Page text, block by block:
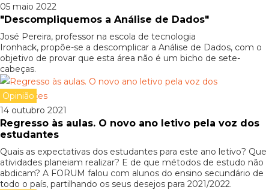
05 maio 2022
"Descompliquemos a Análise de Dados"
José Pereira, professor na escola de tecnologia
Ironhack, propõe-se a descomplicar a Análise de Dados, com o
objetivo de provar que esta área não é um bicho de sete-
cabeças.
Opinião
14 outubro 2021
Regresso às aulas. O novo ano letivo pela voz dos
estudantes
Quais as expectativas dos estudantes para este ano letivo? Que
atividades planeiam realizar? E de que métodos de estudo não
abdicam? A FORUM falou com alunos do ensino secundário de
todo o país, partilhando os seus desejos para 2021/2022.